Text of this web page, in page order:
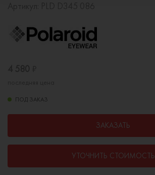
ПОД ЗАКАЗ
ЗАКАЗАТЬ
УТОЧНИТЬ СТОИМОСТЬ